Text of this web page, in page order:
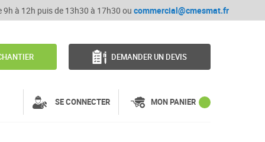
9h à 12h puis de 13h30 à 17h30 ou commercial@cmesmat.fr
DEMANDER UN DEVIS
SE CONNECTER MON PANIER